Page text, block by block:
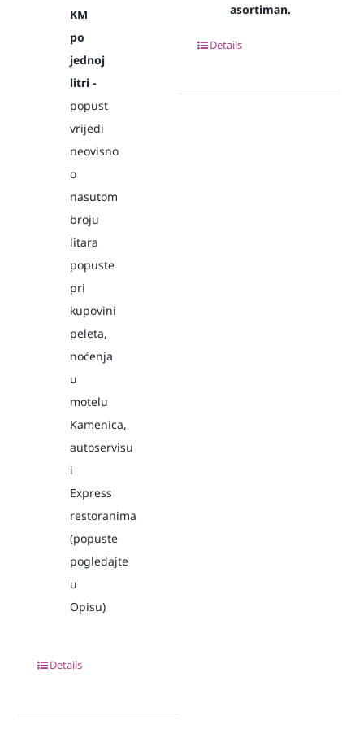
KM
po
jednoj
litri -
popust
vrijedi
neovisno
o
nasutom
broju
litara
popuste
pri
kupovini
peleta,
noćenja
u
motelu
Kamenica,
autoservisu
i
Express
restoranima
(popuste
pogledajte
u
Opisu)
Details
asortiman.
Details